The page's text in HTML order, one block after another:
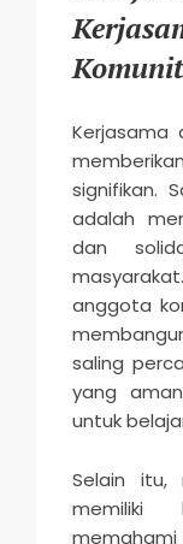
Kerjasama
signifikan.
adalah
dan
anggota
saling
yang
untuk
Selain itu,
memiliki